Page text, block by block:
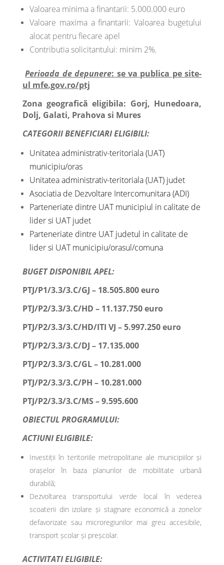
Valoarea minima a finantarii: 5.000.000 euro
Valoare maxima a finantarii: Valoarea bugetului
alocat pentru fiecare apel
Contributia solicitantului: minim 2%.
Perioada de depunere: se va publica pe site-
ul mfe.gov.ro/ptj
Zona geografică eligibila: Gorj, Hunedoara,
Dolj, Galati, Prahova si Mures
CATEGORII BENEFICIARI ELIGIBILI:
Unitatea administrativ-teritoriala (UAT)
municipiu/oras
Unitatea administrativ-teritoriala (UAT) judet
Asociatia de Dezvoltare Intercomunitara (ADI)
Parteneriate dintre UAT municipiul in calitate de
lider si UAT judet
Parteneriate dintre UAT judetul in calitate de
lider si UAT municipiu/orasul/comuna
BUGET DISPONIBIL APEL:
PTJ/P1/3.3/3.C/GJ – 18.505.800 euro
PTJ/P2/3.3/3.C/HD – 11.137.750 euro
PTJ/P2/3.3/3.C/HD/ITI VJ – 5.997.250 euro
PTJ/P2/3.3/3.C/DJ – 17.135.000
PTJ/P2/3.3/3.C/GL – 10.281.000
PTJ/P2/3.3/3.C/PH – 10.281.000
PTJ/P2/3.3/3.C/MS – 9.595.600
OBIECTUL PROGRAMULUI:
ACTIUNI ELIGIBILE:
Investiții în teritoriile metropolitane ale municipiilor și
orașelor în baza planurilor de mobilitate urbană
durabilă;
Dezvoltarea transportului verde local în vederea
scoaterii din izolare și stagnare economică a zonelor
defavorizate sau microregiunilor mai greu accesibile,
transport școlar și preșcolar.
ACTIVITATI ELIGIBILE: